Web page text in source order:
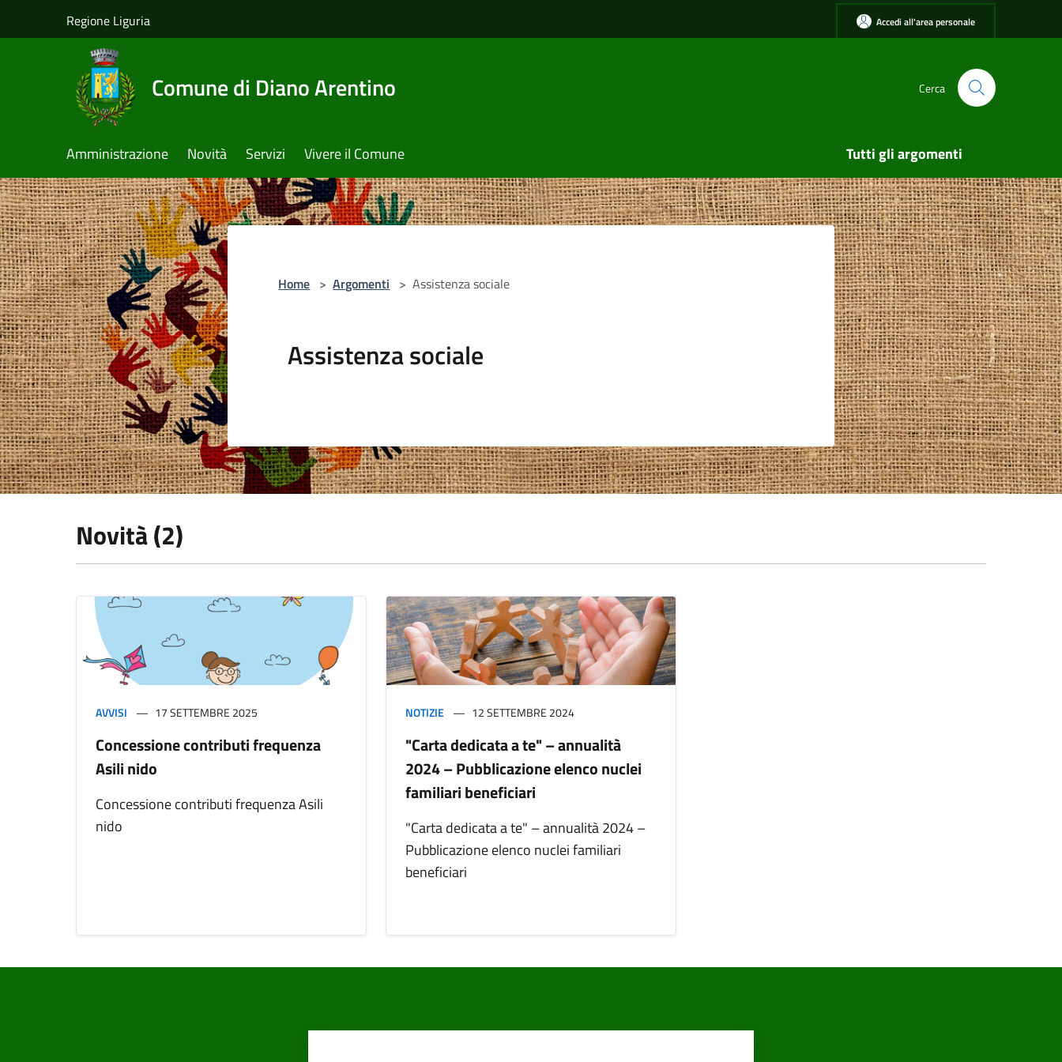
Regione Liguria Accedi all'area personale
Comune di Diano Arentino Cerca
Amministrazione Novità Servizi Vivere il Comune Tutti gli argomenti
Home > Argomenti > Assistenza sociale
Assistenza sociale
Novità (2)
AVVISI 17 SETTEMBRE 2025
Concessione contributi frequenza
Asili nido
Concessione contributi frequenza Asili
nido
NOTIZIE 12 SETTEMBRE 2024
"Carta dedicata a te" – annualità
2024 – Pubblicazione elenco nuclei
familiari beneficiari
"Carta dedicata a te" – annualità 2024 –
Pubblicazione elenco nuclei familiari
beneficiari